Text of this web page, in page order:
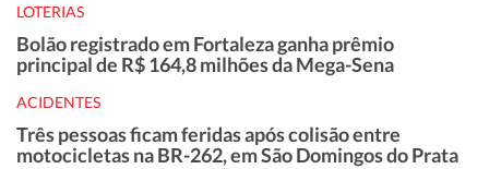
LOTERIAS
Bolão registrado em Fortaleza ganha prêmio
principal de R$ 164,8 milhões da Mega-Sena
ACIDENTES
Três pessoas ficam feridas após colisão entre
motocicletas na BR-262, em São Domingos do Prata